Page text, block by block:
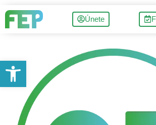
Únete
Abrir barra de herramientas